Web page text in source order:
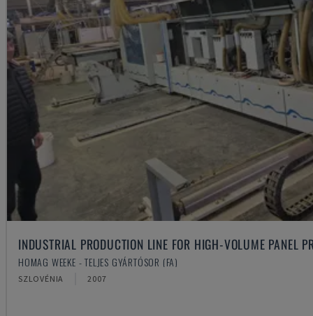
INDUSTRIAL PRODUCTION LINE FOR HIGH-VOLUME PANEL
HOMAG WEEKE - TELJES GYÁRTÓSOR (FA)
SZLOVÉNIA 2007